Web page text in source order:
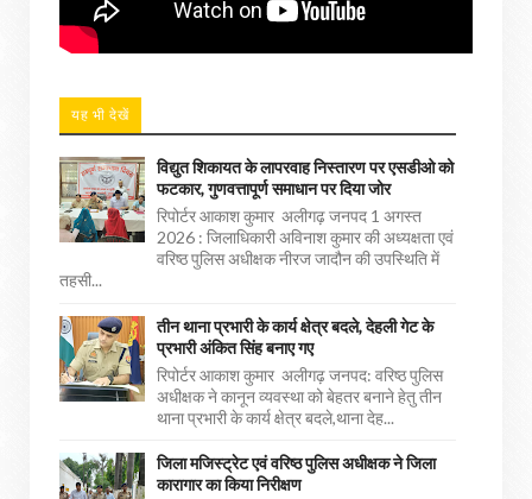
यह भी देखें
विद्युत शिकायत के लापरवाह निस्तारण पर एसडीओ को
फटकार, गुणवत्तापूर्ण समाधान पर दिया जोर
रिपोर्टर आकाश कुमार अलीगढ़ जनपद 1 अगस्त
2026 : जिलाधिकारी अविनाश कुमार की अध्यक्षता एवं
वरिष्ठ पुलिस अधीक्षक नीरज जादौन की उपस्थिति में
तहसी...
तीन थाना प्रभारी के कार्य क्षेत्र बदले, देहली गेट के
प्रभारी अंकित सिंह बनाए गए
रिपोर्टर आकाश कुमार अलीगढ़ जनपद: वरिष्ठ पुलिस
अधीक्षक ने कानून व्यवस्था को बेहतर बनाने हेतु तीन
थाना प्रभारी के कार्य क्षेत्र बदले,थाना देह...
जिला मजिस्ट्रेट एवं वरिष्ठ पुलिस अधीक्षक ने जिला
कारागार का किया निरीक्षण